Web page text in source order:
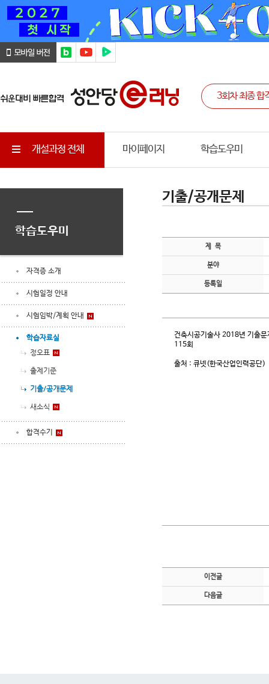
개설과정 전체 마이페이지 학습도우미
학습도우미
자격증 소개
시험일정 안내
시험임박/계획 안내
학습자료실
정오표
출제기준
기출/공개문제
새소식
합격수기
기출/공개문제
제 목
분야
등록일
건축시공기술사 2018년 기출문
115회
출처 : 큐넷(한국산업인력공단)
이전글
다음글